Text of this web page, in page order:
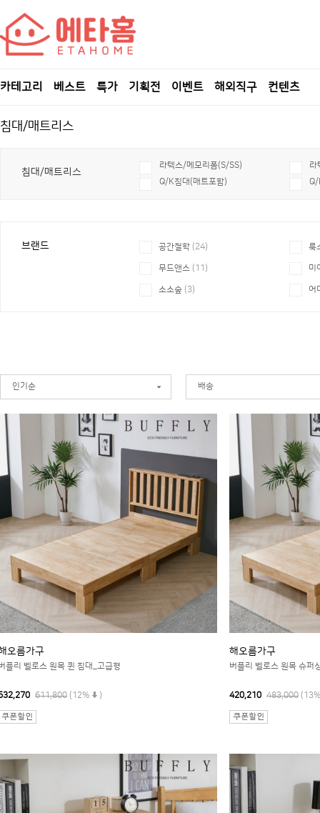
카테고리 베스트 특가 기획전 이벤트 해외직구 컨텐츠
침대/매트리스
침대/매트리스
라텍스/메모리폼(S/SS)
라
Q/K침대(매트포함)
Q/
브랜드 공간철학 (24) 룩
무드앤스 (11) 미
소소숲 (3) 어
인기순 배송
오름가구
플리 벨로스 원목 퀸 침대_고급형
611,800 (12% )
해오름가구
버플리 벨로스 원목 슈퍼
420,210 483,000